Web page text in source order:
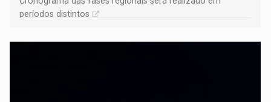
períodos distintos